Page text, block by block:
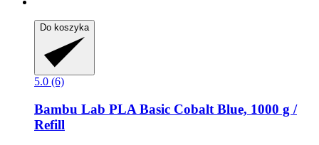
Do koszyka
5.0 (6)
Bambu Lab PLA Basic Cobalt Blue, 1000 g /
Refill